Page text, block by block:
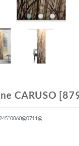
CARUSO